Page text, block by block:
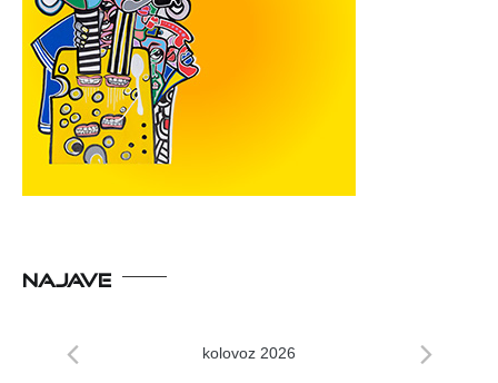
NAJAVE
kolovoz 2026